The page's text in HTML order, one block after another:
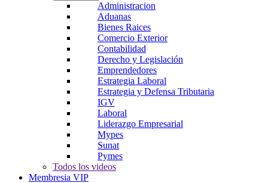
Administracion
Aduanas
Bienes Raices
Comercio Exterior
Contabilidad
Derecho y Legislación
Emprendedores
Estrategia Laboral
Estrategia y Defensa Tributaria
IGV
Laboral
Liderazgo Empresarial
Mypes
Sunat
Pymes
Todos los videos
Membresia VIP